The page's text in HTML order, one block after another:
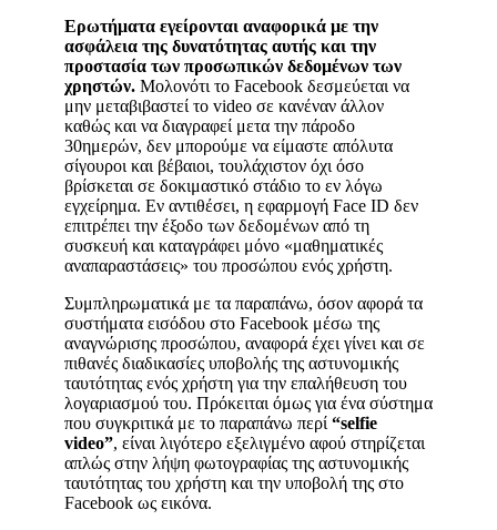
Eρωτήματα εγείρονται αναφορικά με την
ασφάλεια της δυνατότητας αυτής και την
προστασία των προσωπικών δεδομένων των
χρηστών. Μολονότι το Facebook δεσμεύεται να
μην μεταβιβαστεί το video σε κανέναν άλλον
καθώς και να διαγραφεί μετα την πάροδο
30ημερών, δεν μπορούμε να είμαστε απόλυτα
σίγουροι και βέβαιοι, τουλάχιστον όχι όσο
βρίσκεται σε δοκιμαστικό στάδιο το εν λόγω
εγχείρημα. Εν αντιθέσει, η εφαρμογή Face ID δεν
επιτρέπει την έξοδο των δεδομένων από τη
συσκευή και καταγράφει μόνο «μαθηματικές
αναπαραστάσεις» του προσώπου ενός χρήστη.
Συμπληρωματικά με τα παραπάνω, όσον αφορά τα
συστήματα εισόδου στο Facebook μέσω της
αναγνώρισης προσώπου, αναφορά έχει γίνει και σε
πιθανές διαδικασίες υποβολής της αστυνομικής
ταυτότητας ενός χρήστη για την επαλήθευση του
λογαριασμού του. Πρόκειται όμως για ένα σύστημα
που συγκριτικά με το παραπάνω περί “selfie
video”, είναι λιγότερο εξελιγμένο αφού στηρίζεται
απλώς στην λήψη φωτογραφίας της αστυνομικής
ταυτότητας του χρήστη και την υποβολή της στο
Facebook ως εικόνα.